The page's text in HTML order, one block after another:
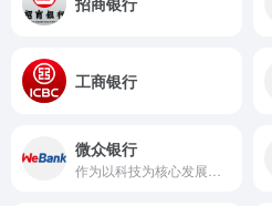
工商银行
微众银行